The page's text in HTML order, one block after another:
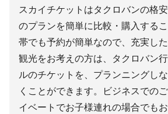
スカイチケットはタクロバンの格
のプランを簡単に比較・購入する
帯でも予約が簡単なので、充実し
観光をお考えの方は、タクロバン
ルのチケットを、プランニングし
くことができます。ビジネスでの
イベートでお子様連れの場合でも